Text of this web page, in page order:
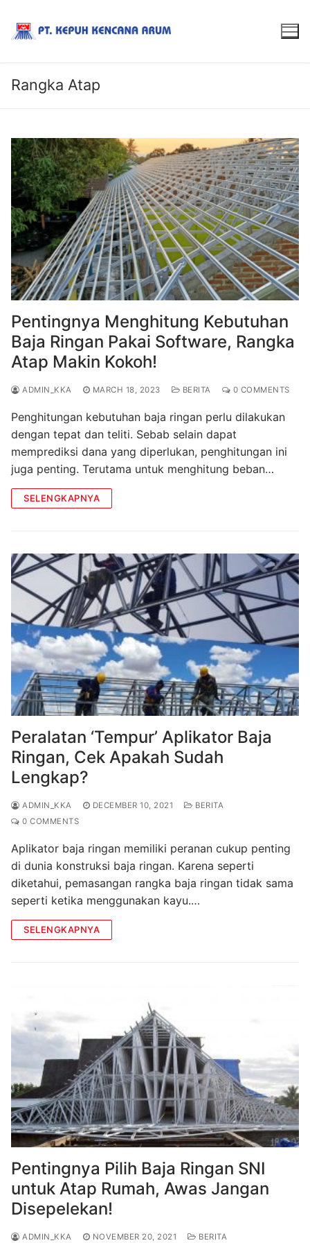
Rangka Atap
Pentingnya Menghitung Kebutuhan
Baja Ringan Pakai Software, Rangka
Atap Makin Kokoh!
ADMIN_KKA MARCH 18, 2023 BERITA 0 COMMENTS
Penghitungan kebutuhan baja ringan perlu dilakukan
dengan tepat dan teliti. Sebab selain dapat
memprediksi dana yang diperlukan, penghitungan ini
juga penting. Terutama untuk menghitung beban…
SELENGKAPNYA
Peralatan ‘Tempur’ Aplikator Baja
Ringan, Cek Apakah Sudah
Lengkap?
ADMIN_KKA DECEMBER 10, 2021
BERITA
0 COMMENTS
Aplikator baja ringan memiliki peranan cukup penting
di dunia konstruksi baja ringan. Karena seperti
diketahui, pemasangan rangka baja ringan tidak sama
seperti ketika menggunakan kayu.…
SELENGKAPNYA
Pentingnya Pilih Baja Ringan SNI
untuk Atap Rumah, Awas Jangan
Disepelekan!
ADMIN_KKA NOVEMBER 20, 2021
BERITA